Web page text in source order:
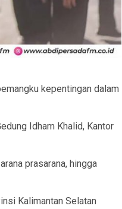
kepentingan dalam
Idham Khalid, Kantor
prasarana, hingga
Kalimantan Selatan